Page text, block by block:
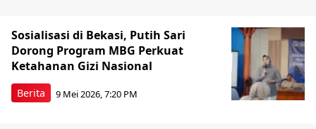
Berita
Sosialisasi di Bekasi, Putih Sari
Dorong Program MBG Perkuat
Ketahanan Gizi Nasional
9 Mei 2026, 7:20 PM